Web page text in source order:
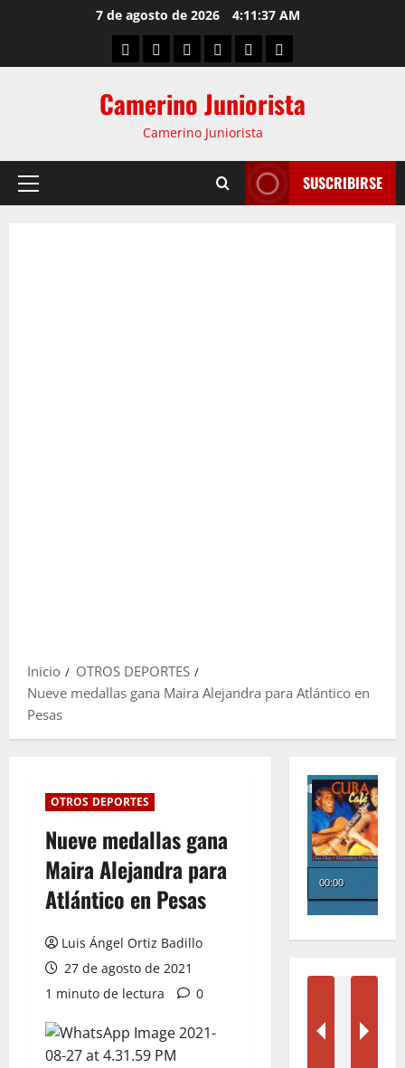
7 de agosto de 2026 4:11:37 AM
Camerino Juniorista
Camerino Juniorista
SUSCRIBIRSE
Inicio
OTROS DEPORTES
Nueve medallas gana Maira Alejandra para Atlántico en
Pesas
OTROS DEPORTES
Nueve medallas gana
Maira Alejandra para
Atlántico en Pesas
Luis Ángel Ortiz Badillo
27 de agosto de 2021
1 minuto de lectura
0